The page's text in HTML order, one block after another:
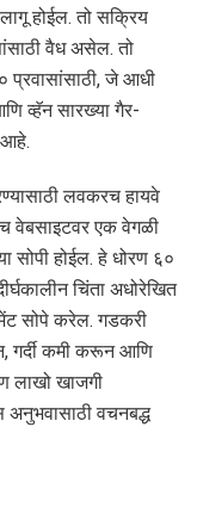
होईल. तो सक्रिय
वैध असेल. तो
प्रवासांसाठी, जे आधी
व्हॅन सारख्या गैर-
आहे.
लवकरच हायवे
वेबसाइटवर एक वेगळी
सोपी होईल. हे धोरण ६०
चिंता अधोरेखित
सोपे करेल. गडकरी
गर्दी कमी करून आणि
लाखो खाजगी
वचनबद्ध